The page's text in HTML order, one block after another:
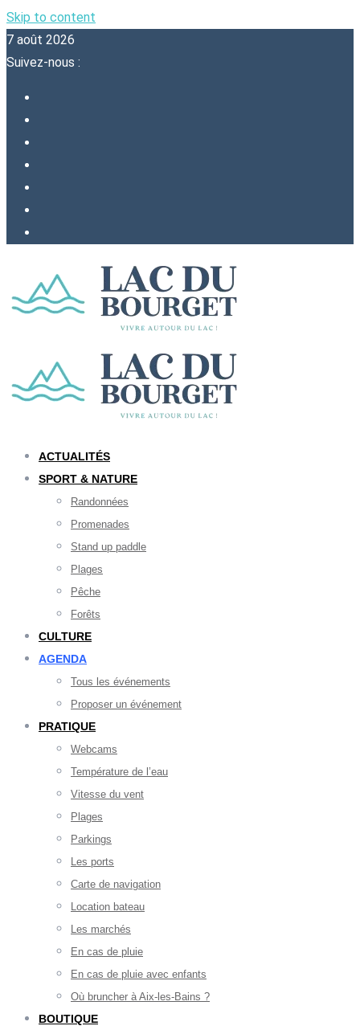
Skip to content
7 août 2026
Suivez-nous :
ACTUALITÉS
SPORT & NATURE
Randonnées
Promenades
Stand up paddle
Plages
Pêche
Forêts
CULTURE
AGENDA
Tous les événements
Proposer un événement
PRATIQUE
Webcams
Température de l’eau
Vitesse du vent
Plages
Parkings
Les ports
Carte de navigation
Location bateau
Les marchés
En cas de pluie
En cas de pluie avec enfants
Où bruncher à Aix-les-Bains ?
BOUTIQUE